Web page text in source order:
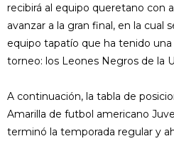
recibirá al equipo queretano con
avanzar a la gran final, en la cual
equipo tapatío que ha tenido
torneo: los Leones Negros de la
A continuación, la tabla de
Amarilla de futbol americano
terminó la temporada regular y